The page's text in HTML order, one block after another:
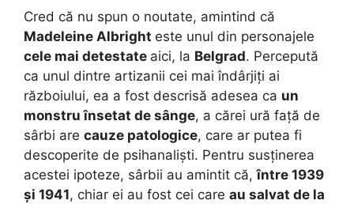
Cred că nu spun o noutate, amintind că
Madeleine Albright este unul din personajele
cele mai detestate aici, la Belgrad. Percepută
ca unul dintre artizanii cei mai îndârjiți ai
războiului, ea a fost descrisă adesea ca un
monstru însetat de sânge, a cărei ură față de
sârbi are cauze patologice, care ar putea fi
descoperite de psihanaliști. Pentru susținerea
acestei ipoteze, sârbii au amintit că,între 1939
și 1941, chiar ei au fost cei care au salvat de la